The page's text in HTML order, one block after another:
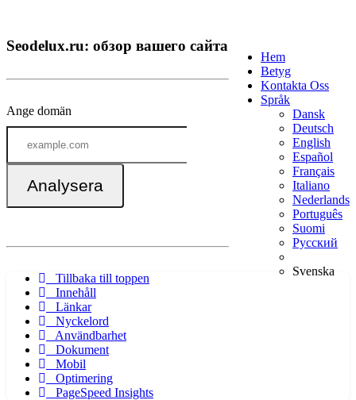
Hem
Betyg
Kontakta Oss
Språk
Dansk
Deutsch
English
Español
Français
Italiano
Nederlands
Português
Suomi
Русский
Svenska
Seodelux.ru: обзор вашего сайта
Ange domän
Analysera
Tillbaka till toppen
Innehåll
Länkar
Nyckelord
Användbarhet
Dokument
Mobil
Optimering
PageSpeed Insights